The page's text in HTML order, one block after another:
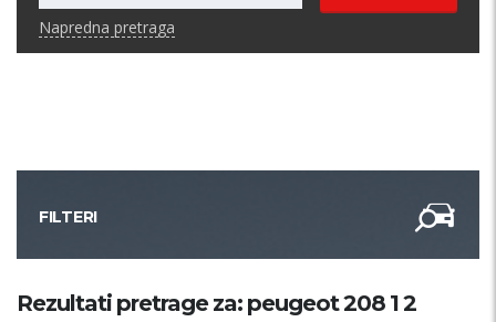
Napredna pretraga
FILTERI
Kategorija
Rezultati pretrage za: peugeot 208 1 2